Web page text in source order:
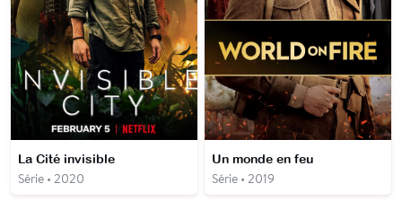
La Cité invisible
Série • 2020
Un monde en feu
Série • 2019